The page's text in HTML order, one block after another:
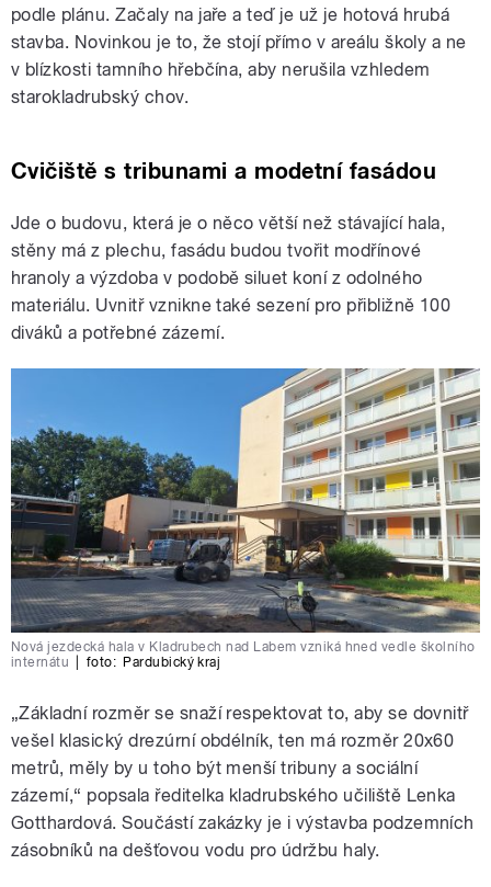
podle plánu. Začaly na jaře a teď je už je hotová hrubá
stavba. Novinkou je to, že stojí přímo v areálu školy a ne
v blízkosti tamního hřebčína, aby nerušila vzhledem
starokladrubský chov.
Cvičiště s tribunami a modetní fasádou
Jde o budovu, která je o něco větší než stávající hala,
stěny má z plechu, fasádu budou tvořit modřínové
hranoly a výzdoba v podobě siluet koní z odolného
materiálu. Uvnitř vznikne také sezení pro přibližně 100
diváků a potřebné zázemí.
Nová jezdecká hala v Kladrubech nad Labem vzniká hned vedle školního
internátu
foto: Pardubický kraj
„Základní rozměr se snaží respektovat to, aby se dovnitř
vešel klasický drezúrní obdélník, ten má rozměr 20x60
metrů, měly by u toho být menší tribuny a sociální
zázemí,“ popsala ředitelka kladrubského učiliště Lenka
Gotthardová. Součástí zakázky je i výstavba podzemních
zásobníků na dešťovou vodu pro údržbu haly.